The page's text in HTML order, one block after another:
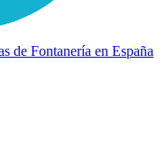
de Fontanería en España